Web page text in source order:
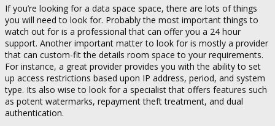
If you’re looking for a data space space, there are lots of things
you will need to look for. Probably the most important things to
watch out for is a professional that can offer you a 24 hour
support. Another important matter to look for is mostly a provider
that can custom-fit the details room space to your requirements.
For instance, a great provider provides you with the ability to set
up access restrictions based upon IP address, period, and system
type. Its also wise to look for a specialist that offers features such
as potent watermarks, repayment theft treatment, and dual
authentication.